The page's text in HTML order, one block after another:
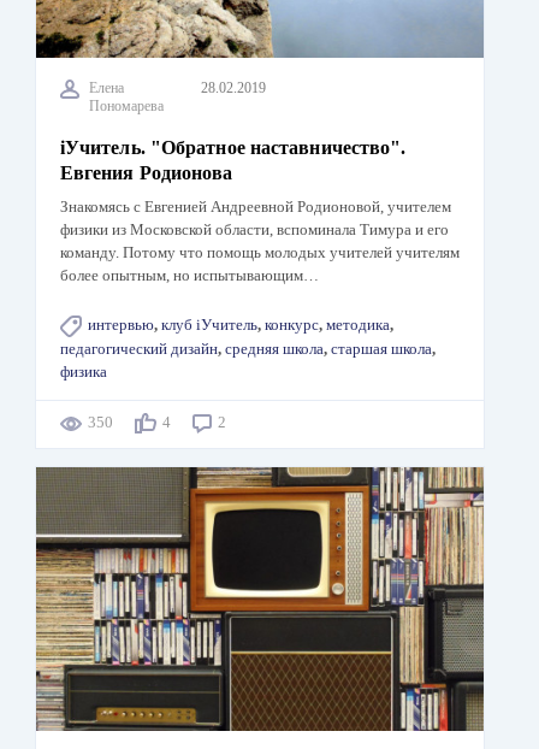
Елена
Пономарева
28.02.2019
iУчитель. "Обратное наставничество".
Евгения Родионова
Знакомясь с Евгенией Андреевной Родионовой, учителем
физики из Московской области, вспоминала Тимура и его
команду. Потому что помощь молодых учителей учителям
более опытным, но испытывающим…
интервью, клуб iУчитель, конкурс, методика,
педагогический дизайн, средняя школа, старшая школа,
физика
350 4 2